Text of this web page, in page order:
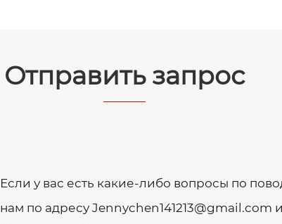
Отправить запрос
Если у вас есть какие-либо вопросы по
нам по адресу